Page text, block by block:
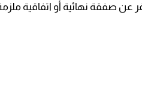
عن صفقة نهائية أو اتفاقية